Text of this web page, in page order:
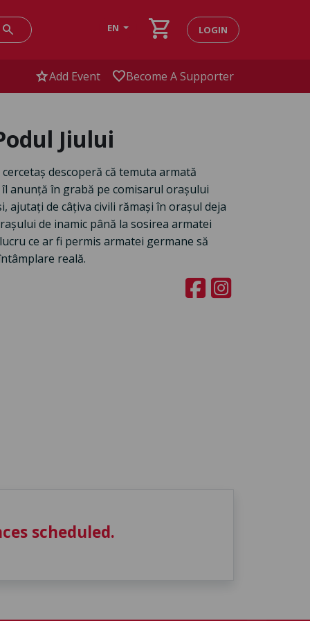
search EN shopping_cart LOGIN
starAdd Event favoriteBecome A Supporter
Jiului
descoperă că temuta armată
anunță în grabă pe comisarul orașului
ajutați de câțiva civili rămași în orașul deja
de inamic până la sosirea armatei
ce ar fi permis armatei germane să
reală.
scheduled.